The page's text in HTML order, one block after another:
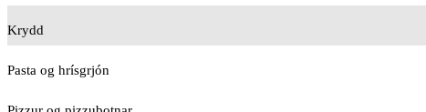
Krydd
Pasta og hrísgrjón